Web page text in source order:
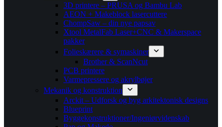
3D printere – PRUSA og Bambu Lab
AEON + Makeblock lasercuttere
ChompSaw – din nye papsav
Xtool MetalFab Laser+CNC & Makerspace
pakker
Folieskærere & symaskiner
Brother & ScanNcut
PCB printere
Varmepressere og akrylbøjer
Mekanik og konstruktion
Arckit – Udforsk og byg arkitektonisk designs
Blueprint
Byggekonstruktioner/Ingeniørvidenskab